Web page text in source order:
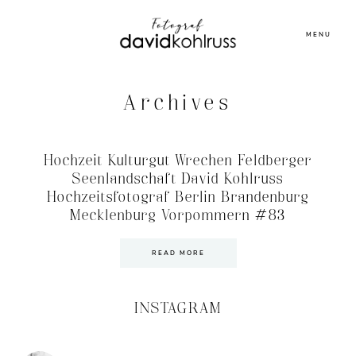
MENU
Archives
Hochzeit Kulturgut Wrechen Feldberger
Seenlandschaft David Kohlruss
Hochzeitsfotograf Berlin Brandenburg
Mecklenburg Vorpommern #83
READ MORE
INSTAGRAM